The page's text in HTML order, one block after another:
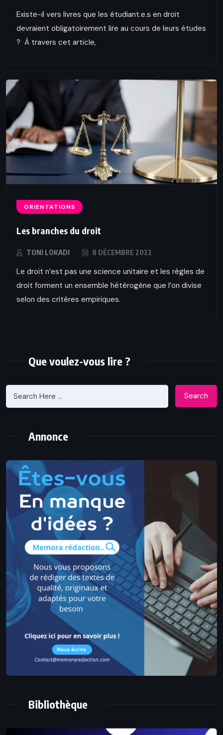
Existe-il vers livres que les étudiant.e.s en droit
devraient obligatoirement lire au cours de leurs études
? À travers cet article,
ORIENTATIONS
Les branches du droit
TONI LOKADI 8 DÉCEMBRE 2022
Le droit n’est pas une science unitaire et les règles de
droit forment un ensemble hétérogène que l’on divise
selon des critères empiriques.
Que voulez-vous lire ?
Search
Annonce
Bibliothèque